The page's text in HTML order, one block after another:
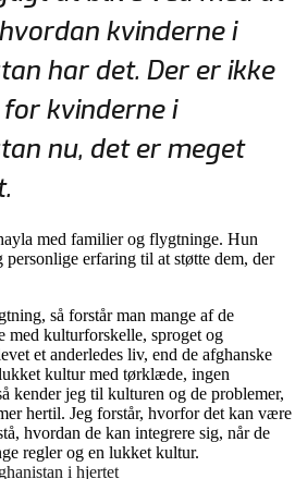
kvinderne i
har det. Der er ikke
kvinderne i
nu, det er meget
med familier og flygtninge. Hun
erfaring til at støtte dem, der
så forstår man mange af de
med kulturforskelle, sproget og
et anderledes liv, end de afghanske
kultur med tørklæde, ingen
kender jeg til kulturen og de problemer,
hertil. Jeg forstår, hvorfor det kan være
hvordan de kan integrere sig, når de
regler og en lukket kultur.
i hjertet